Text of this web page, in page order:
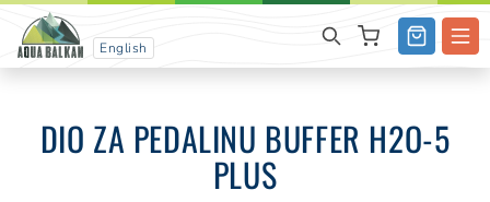
English
DIO ZA PEDALINU BUFFER H2O-5
PLUS